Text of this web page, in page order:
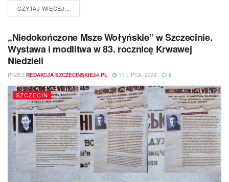
CZYTAJ WIĘCEJ...
„Niedokończone Msze Wołyńskie” w Szczecinie.
Wystawa i modlitwa w 83. rocznicę Krwawej
Niedzieli
PRZEZ REDAKCJA SZCZECINSKIE24.PL 11 LIPCA, 2026 0
SZCZECIN